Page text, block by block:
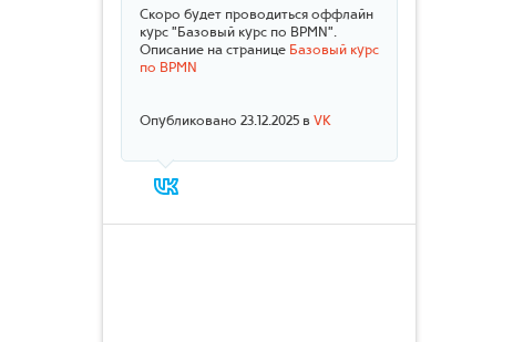
Скоро будет проводиться оффлайн
курс "Базовый курс по BPMN".
Описание на странице Базовый курс
по BPMN
Опубликовано 23.12.2025 в VK